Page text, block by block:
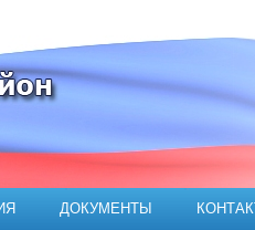
района
ДОКУМЕНТЫ